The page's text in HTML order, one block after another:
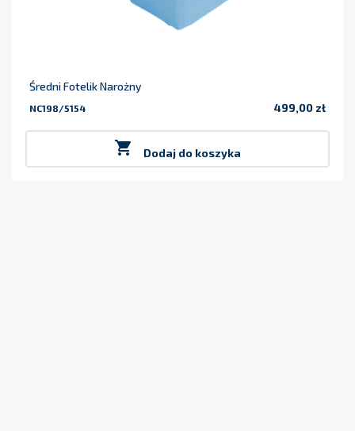
Średni Fotelik Narożny
NC198/5154 499,00 zł
 Dodaj do koszyka